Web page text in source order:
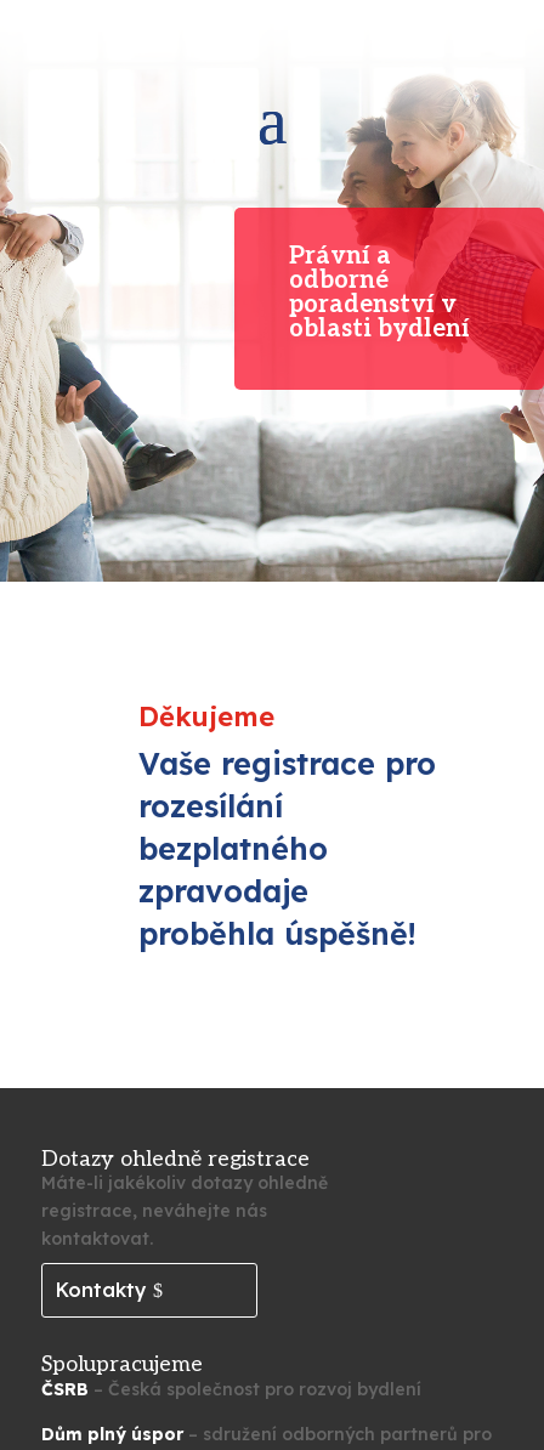
Právní a
odborné
poradenství v
oblasti bydlení
Děkujeme
Vaše registrace pro
rozesílání
bezplatného
zpravodaje
proběhla úspěšně!
Dotazy ohledně registrace
Máte-li jakékoliv dotazy ohledně
registrace, neváhejte nás
kontaktovat.
Kontakty
Spolupracujeme
ČSRB – Česká společnost pro rozvoj bydlení
Dům plný úspor– sdružení odborných partnerů pro